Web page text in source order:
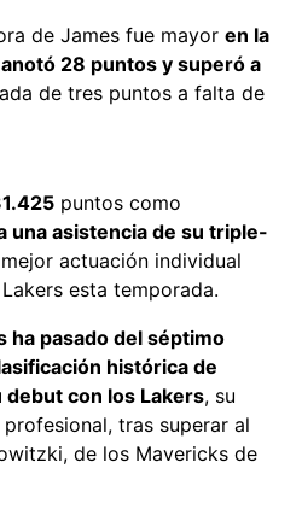
de James fue mayor en la
28 puntos y superó a
de tres puntos a falta de
puntos como
una asistencia de su triple-
actuación individual
esta temporada.
ha pasado del séptimo
histórica de
con los Lakers, su
tras superar al
de los Mavericks de